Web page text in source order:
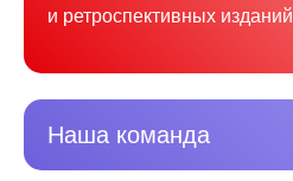
и ретроспективных изданий
Наша команда